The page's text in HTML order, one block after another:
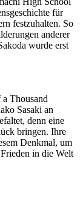
für
festzuhal­ten. So
ander­er
wurde erst
Thou­sand
Sasa­ki an
denn eine
brin­gen. Ihre
Denkmal, um
in die Welt